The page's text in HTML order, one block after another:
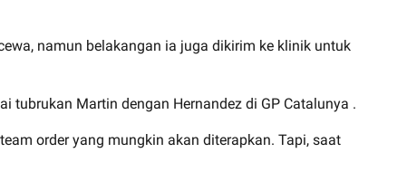
namun belakangan ia juga dikirim ke klinik untuk
tubrukan Martin dengan Hernandez di GP Catalunya .
order yang mungkin akan diterapkan. Tapi, saat